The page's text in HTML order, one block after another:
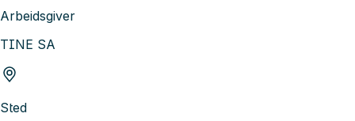
Arbeidsgiver
TINE SA
Sted